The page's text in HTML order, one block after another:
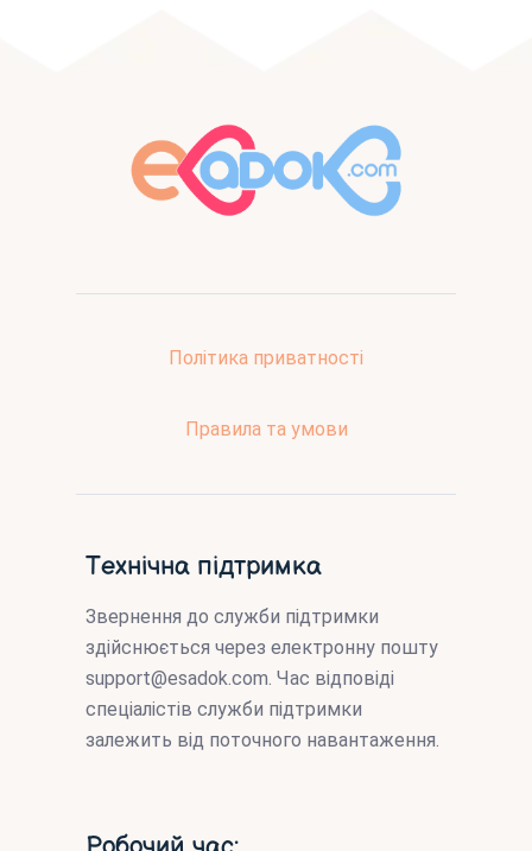
Політика приватності
Правила та умови
Технічна підтримка
Звернення до служби підтримки
здійснюється через електронну пошту
support@esadok.com. Час відповіді
спеціалістів служби підтримки
залежить від поточного навантаження.